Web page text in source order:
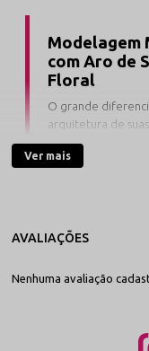
Modelagem
com Aro de
Floral
O grande
arquitetura de
projeta e
inferior, enquanto
Desenvolvido com
modelo da nossa linha
reguláveis e fecho
a peça conecta-se à
e ao nosso catálogo
Ver mais
Nenhuma avaliação